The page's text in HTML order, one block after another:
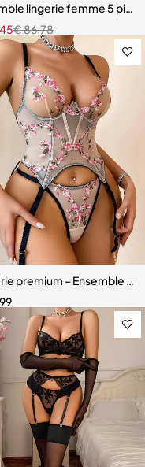
artisanale, strass et
lingerie femme 5
€86,78
gorge à armatures et
premium – Ensemble